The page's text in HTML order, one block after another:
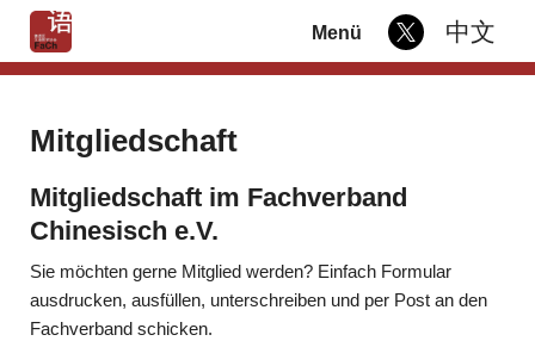
Menü 中文
Mitgliedschaft
Mitgliedschaft im Fachverband
Chinesisch e.V.
Sie möchten gerne Mitglied werden? Einfach Formular
ausdrucken, ausfüllen, unterschreiben und per Post an den
Fachverband schicken.